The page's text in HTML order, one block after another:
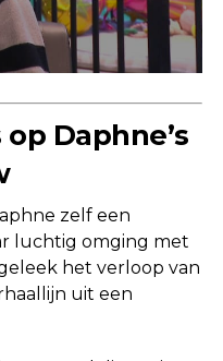
Daphne’s
zelf een
luchtig omging met
het verloop van
uit een